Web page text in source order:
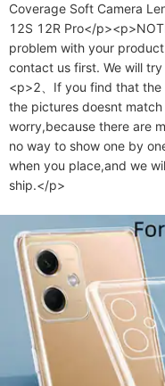
Coverage Soft Camera
12S 12R Pro</p><p>NOTICE:</p><p>1、If there is any
problem with your
contact us first. We will try
<p>2、If you find that the
the pictures doesnt
worry,because there are
no way to show one by
when you place,and we
ship.</p>